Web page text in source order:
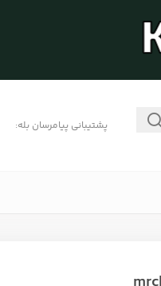
پشتیبانی پیامرسان بله: